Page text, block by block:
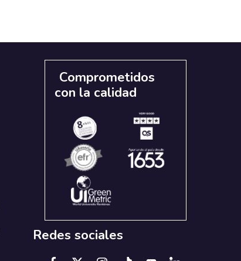
Comprometidos
con la calidad
Redes sociales